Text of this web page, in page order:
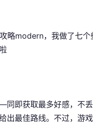
略modern，我做了七
即获取最多好感，不
出最佳路线。不过，游